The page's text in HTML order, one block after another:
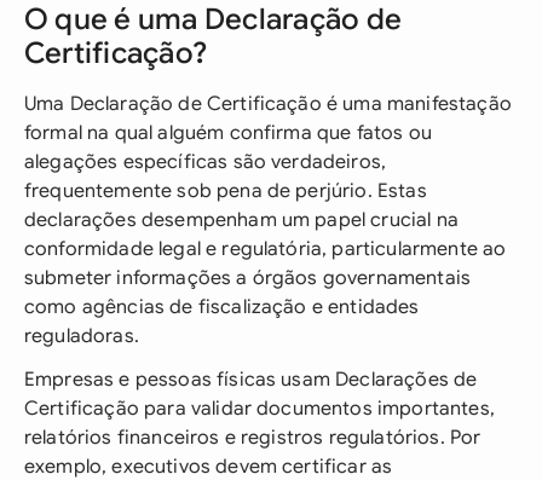
O que é uma Declaração de
Certificação?
Uma Declaração de Certificação é uma manifestação
formal na qual alguém confirma que fatos ou
alegações específicas são verdadeiros,
frequentemente sob pena de perjúrio. Estas
declarações desempenham um papel crucial na
conformidade legal e regulatória, particularmente ao
submeter informações a órgãos governamentais
como agências de fiscalização e entidades
reguladoras.
Empresas e pessoas físicas usam Declarações de
Certificação para validar documentos importantes,
relatórios financeiros e registros regulatórios. Por
exemplo, executivos devem certificar as